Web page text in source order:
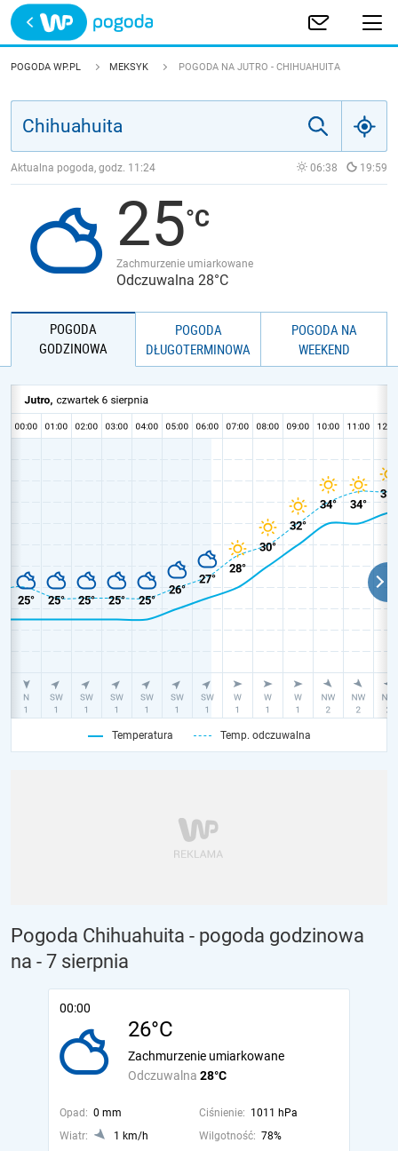
Trwa ładowanie
POLSKA
JAKOŚĆ POWIETRZA
POGODA WP.PL MEKSYK POGODA NA JUTRO - CHIHUAHUITA
Aktualna pogoda, godz. 11:24 06:38 19:59
25
Zachmurzenie umiarkowane
Odczuwalna 28°C
POGODA
GODZINOWA
POGODA
DŁUGOTERMINOWA
POGODA NA
WEEKEND
Temperatura Temp. odczuwalna
Pogoda Chihuahuita - pogoda godzinowa
na - 7 sierpnia
00:00
26°C
Odczuwalna 28°C
Zachmurzenie umiarkowane
Opad: 0 mm Ciśnienie: 1011 hPa
Wiatr:
1 km/h Wilgotność: 78%